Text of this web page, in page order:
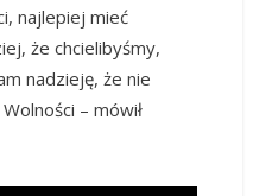
najlepiej mieć
że chcielibyśmy,
nadzieję, że nie
– mówił